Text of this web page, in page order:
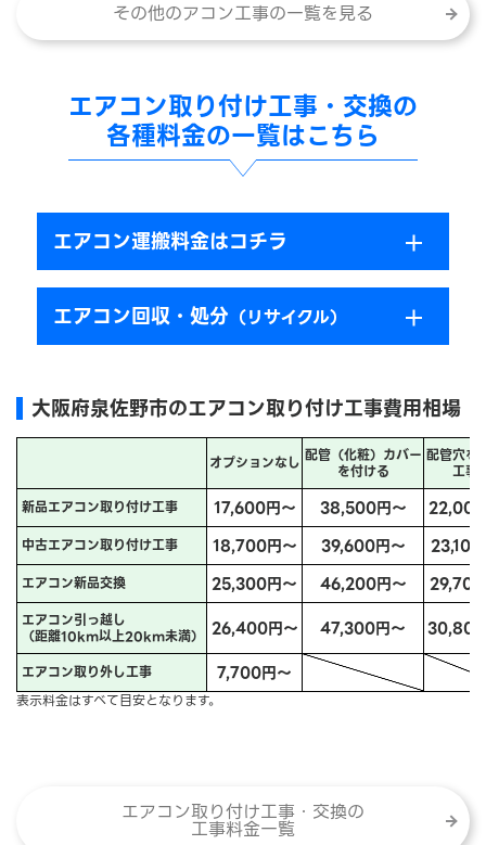
その他のアコン工事の一覧を見る
エアコン取り付け工事・交換の
各種料金の一覧はこちら
エアコン運搬料金はコチラ
エアコン回収・処分 （リサイクル）
大阪府泉佐野市のエアコン取り付け工事費用相場
オプションなし 配管（化粧）カバー
を付ける
配管穴を
工事
新品エアコン取り付け工事
17,600円～ 38,500円～ 22,000
中古エアコン取り付け工事 18,700円～ 39,600円～ 23,100
エアコン新品交換 25,300円～ 46,200円～ 29,700
エアコン引っ越し
（距離10km以上20km未満） 26,400円～ 47,300円～ 30,800
エアコン取り外し工事 7,700円～
表示料金はすべて目安となります。
エアコン取り付け工事・交換の
工事料金一覧